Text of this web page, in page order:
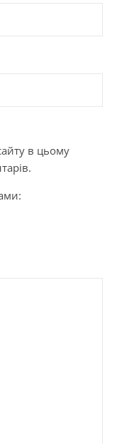
в цьому